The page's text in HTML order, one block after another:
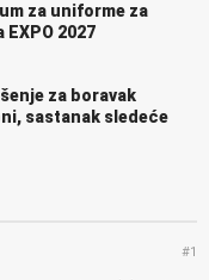
za uniforme za
2027
za boravak
sastanak sledeće
#1